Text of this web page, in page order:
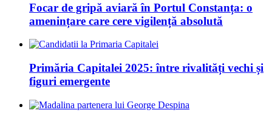
Focar de gripă aviară în Portul Constanța: o
amenințare care cere vigilență absolută
Primăria Capitalei 2025: între rivalități vechi și
figuri emergente